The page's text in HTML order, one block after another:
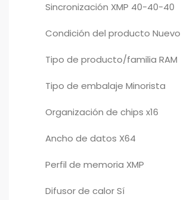
Sincronización XMP 40-40-40
Condición del producto Nuevo
Tipo de producto/familia RAM
Tipo de embalaje Minorista
Organización de chips x16
Ancho de datos X64
Perfil de memoria XMP
Difusor de calor Sí